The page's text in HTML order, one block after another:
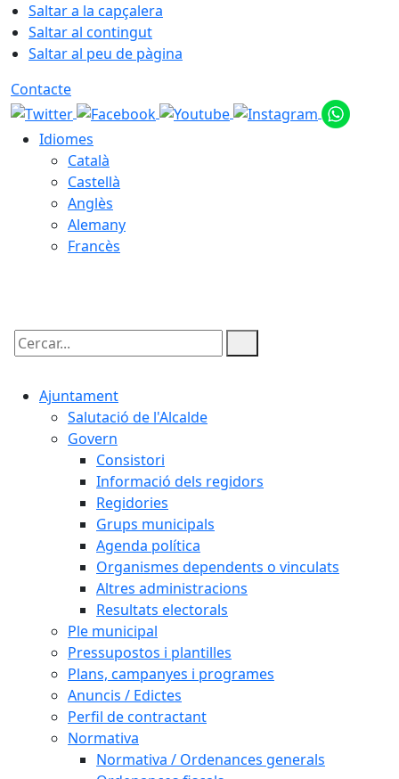
Saltar a la capçalera
Saltar al contingut
Saltar al peu de pàgina
Contacte
Idiomes
Català
Castellà
Anglès
Alemany
Francès
Cercar:
Ajuntament
Salutació de l'Alcalde
Govern
Consistori
Informació dels regidors
Regidories
Grups municipals
Agenda política
Organismes dependents o vinculats
Altres administracions
Resultats electorals
Ple municipal
Pressupostos i plantilles
Plans, campanyes i programes
Anuncis / Edictes
Perfil de contractant
Normativa
Normativa / Ordenances generals